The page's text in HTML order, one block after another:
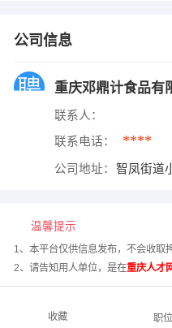
公司信息
重庆邓鼎计食品有
联系人：
联系电话： ****
公司地址： 智凤街道
温馨提示
1、本平台仅供信息发布，不会收取
2、请告知用人单位，是在重庆人才
收藏 职